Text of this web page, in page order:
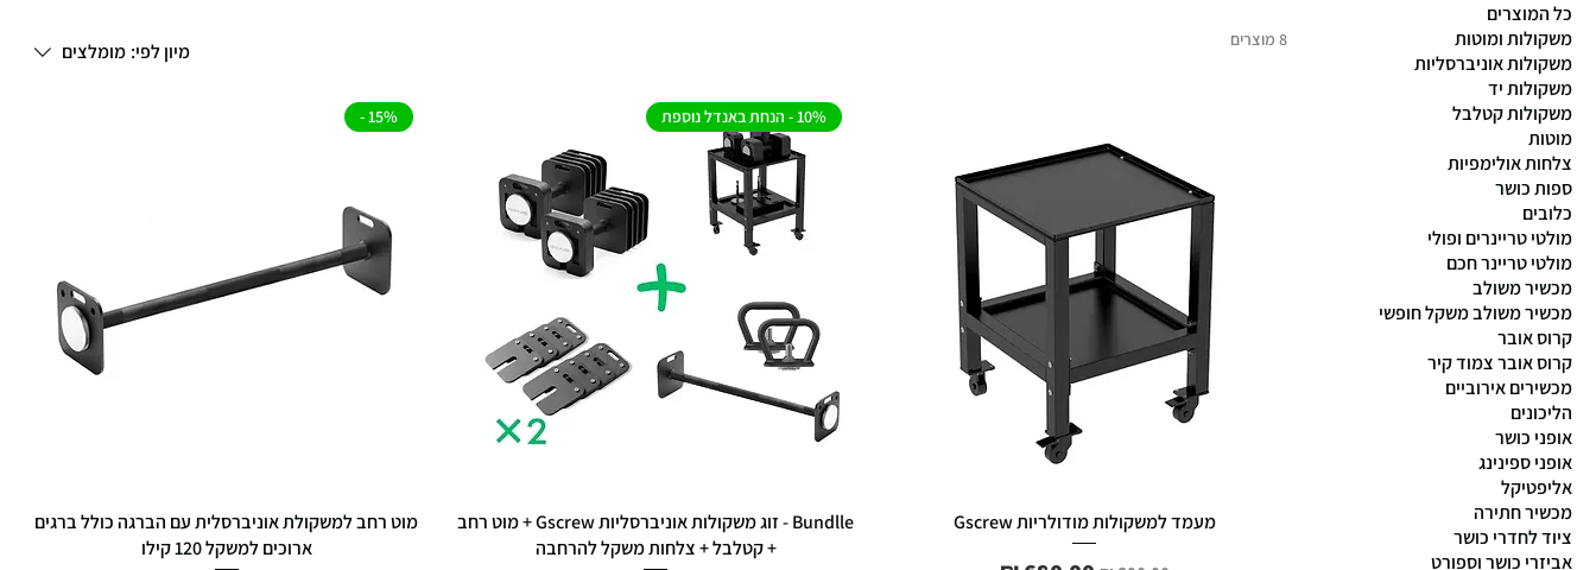
כל המוצרים
משקולות ומוטות
משקולות אוניברסליות
משקולות יד
משקולות קטלבל
מוטות
צלחות אולימפיות
ספות כושר
כלובים
מולטי טריינרים ופולי
מולטי טריינר חכם
מכשיר משולב
מכשיר משולב משקל חופשי
קרוס אובר
קרוס אובר צמוד קיר
מכשירים אירוביים
הליכונים
אופני כושר
אופני ספינינג
אליפטיקל
מכשיר חתירה
ציוד לחדרי כושר
אביזרי כושר וספורט
8 מוצרים מיון לפי: מומלצים
מעמד למשקולות מודולריות Gscrew
10% - הנחת באנדל נוספת
Bundlle - זוג משקולות אוניברסליות Gscrew + מוט רחב
+ קטלבל + צלחות משקל להרחבה
15% -
מוט רחב למשקולת אוניברסלית עם הברגה כולל ברגים
ארוכים למשקל 120 קילו